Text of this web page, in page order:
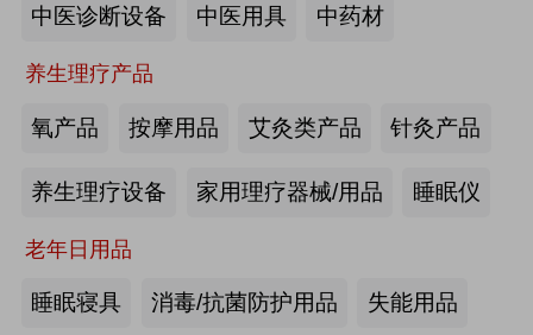
中医诊断设备 中医用具 中药材
养生理疗产品
氧产品 按摩用品 艾灸类产品 针灸产品
养生理疗设备 家用理疗器械/用品 睡眠仪
老年日用品
睡眠寝具 消毒/抗菌防护用品 失能用品
懒人血压计M8-海尔智慧康养
来源:注册会员